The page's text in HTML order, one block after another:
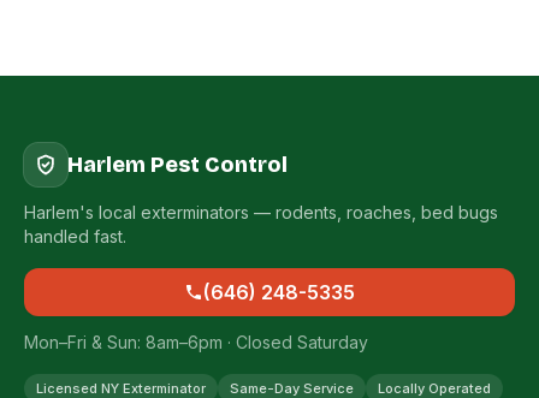
Harlem Pest Control
Harlem's local exterminators — rodents, roaches, bed bugs
handled fast.
(646) 248-5335
Mon–Fri & Sun: 8am–6pm · Closed Saturday
Licensed NY Exterminator Same-Day Service Locally Operated